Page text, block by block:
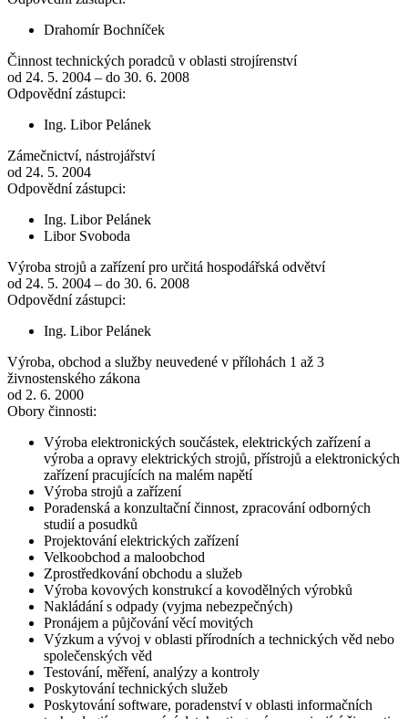
Drahomír Bochníček
Činnost technických poradců v oblasti strojírenství
od 24. 5. 2004 – do 30. 6. 2008
Odpovědní zástupci:
Ing. Libor Pelánek
Zámečnictví, nástrojářství
od 24. 5. 2004
Odpovědní zástupci:
Ing. Libor Pelánek
Libor Svoboda
Výroba strojů a zařízení pro určitá hospodářská odvětví
od 24. 5. 2004 – do 30. 6. 2008
Odpovědní zástupci:
Ing. Libor Pelánek
Výroba, obchod a služby neuvedené v přílohách 1 až 3
živnostenského zákona
od 2. 6. 2000
Obory činnosti:
Výroba elektronických součástek, elektrických zařízení a
výroba a opravy elektrických strojů, přístrojů a elektronických
zařízení pracujících na malém napětí
Výroba strojů a zařízení
Poradenská a konzultační činnost, zpracování odborných
studií a posudků
Projektování elektrických zařízení
Velkoobchod a maloobchod
Zprostředkování obchodu a služeb
Výroba kovových konstrukcí a kovodělných výrobků
Nakládání s odpady (vyjma nebezpečných)
Pronájem a půjčování věcí movitých
Výzkum a vývoj v oblasti přírodních a technických věd nebo
společenských věd
Testování, měření, analýzy a kontroly
Poskytování technických služeb
Poskytování software, poradenství v oblasti informačních